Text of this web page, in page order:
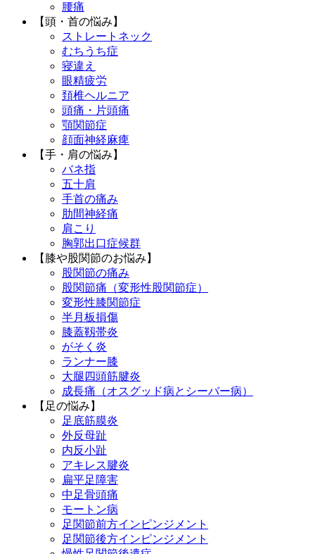
腰痛
【頭・首の悩み】
ストレートネック
むちうち症
寝違え
眼精疲労
頚椎ヘルニア
頭痛・片頭痛
顎関節症
顔面神経麻痺
【手・肩の悩み】
バネ指
五十肩
手首の痛み
肋間神経痛
肩こり
胸郭出口症候群
【膝や股関節のお悩み】
股関節の痛み
股関節痛（変形性股関節症）
変形性膝関節症
半月板損傷
膝蓋靱帯炎
がそく炎
ランナー膝
大腿四頭筋腱炎
成長痛（オスグッド病とシーバー病）
【足の悩み】
足底筋膜炎
外反母趾
内反小趾
アキレス腱炎
扁平足障害
中足骨頭痛
モートン病
足関節前方インピンジメント
足関節後方インピンジメント